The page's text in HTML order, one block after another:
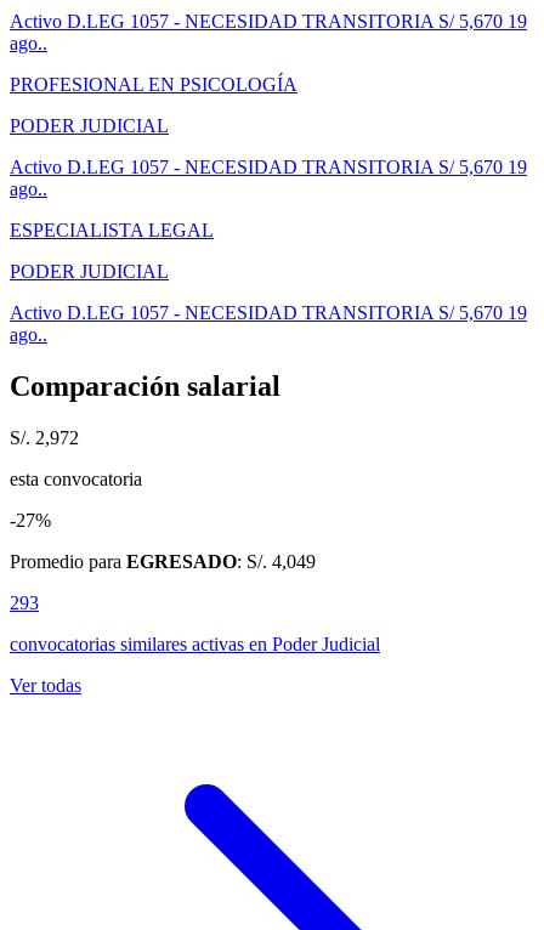
Activo D.LEG 1057 - NECESIDAD TRANSITORIA S/ 5,670 19
ago..
PROFESIONAL EN PSICOLOGÍA
PODER JUDICIAL
Activo D.LEG 1057 - NECESIDAD TRANSITORIA S/ 5,670 19
ago..
ESPECIALISTA LEGAL
PODER JUDICIAL
Activo D.LEG 1057 - NECESIDAD TRANSITORIA S/ 5,670 19
ago..
Comparación salarial
S/. 2,972
esta convocatoria
-27%
Promedio para EGRESADO: S/. 4,049
293
convocatorias similares activas en Poder Judicial
Ver todas